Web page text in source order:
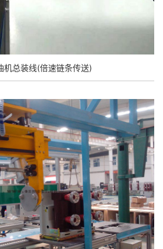
机总装线(倍速链条传送)